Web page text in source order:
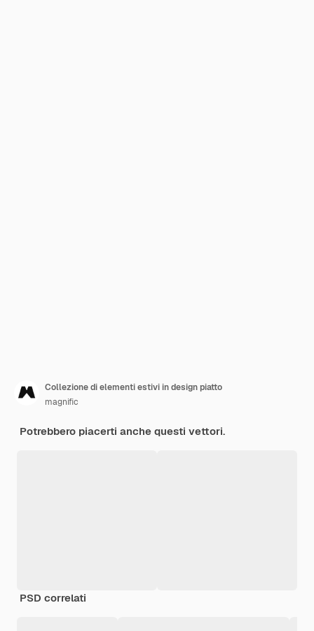
Collezione di elementi estivi in design piatto
magnific
Potrebbero piacerti anche questi vettori.
PSD correlati